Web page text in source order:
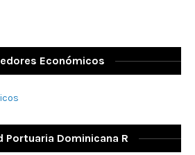
Económicos
Portuaria Dominicana R